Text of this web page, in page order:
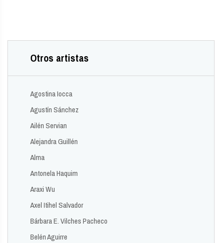
Otros artistas
Agostina Iocca
Agustín Sánchez
Ailén Servian
Alejandra Guillén
Alma
Antonela Haquim
Araxi Wu
Axel Itihel Salvador
Bárbara E. Vilches Pacheco
Belén Aguirre